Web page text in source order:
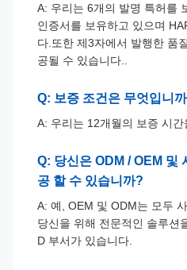
A: 우리는 6개의 발명 특허를
인증서를 보유하고 있으며
다.또한 제3자에서 발행한 품
공될 수 있습니다..
Q: 보증 조건은 무엇입니
A: 우리는 12개월의 보증 시간
Q: 당신은 ODM / OEM 및
공 할 수 있습니까?
A: 예, OEM 및 ODM는 모두
당신을 위해 전문적인 솔루션
D 부서가 있습니다.